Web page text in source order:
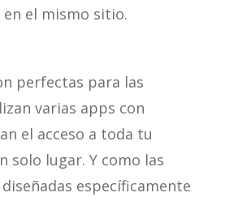
el mismo sitio.
perfectas para las
varias apps con
el acceso a toda tu
solo lugar. Y como las
específicamente